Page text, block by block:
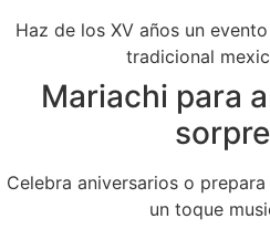
Haz de los XV años un
tradicional
Mariachi para
Celebra aniversarios o
un toque